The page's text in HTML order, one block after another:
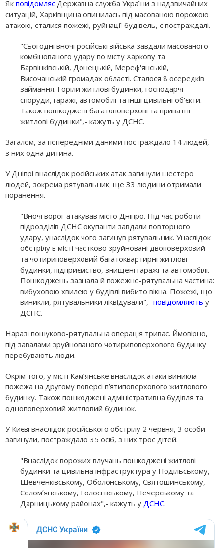
Якповідомляє Державна служба України з надзвичайних
ситуацій, Харківщина опинилась під масованою ворожою
атакою, сталися пожежі, руйнації будівель, є постраждалі.
"Сьогодні вночі російські війська завдали масованого
комбінованого удару по місту Харкову та
Барвінківській, Донецькій, Мереф'янській,
Височанській громадах області. Сталося 8 осередків
займання. Горіли житлові будинки, господарчі
споруди, гаражі, автомобілі та інші цивільні об'єкти.
Також пошкоджені багатоповерхові та приватні
житлові будинки",- кажуть у ДСНС.
Загалом, за попередніми даними постраждало 14 людей,
з них одна дитина.
У Дніпрі внаслідок російських атак загинули шестеро
людей, зокрема рятувальник, ще 33 людини отримали
поранення.
"Вночі ворог атакував місто Дніпро. Під час роботи
підрозділів ДСНС окупанти завдали повторного
удару, унаслідок чого загинув рятувальник. Унаслідок
обстрілу в місті частково зруйновані двоповерховий
та чотириповерховий багатоквартирні житлові
будинки, підприємство, знищені гаражі та автомобілі.
Пошкоджень зазнала й пожежно-рятувальна частина:
вибуховою хвилею у будівлі вибито вікна. Пожежі, що
виникли, рятувальники ліквідували",-повідомляють у
ДСНС.
Наразі пошуково-рятувальна операція триває. Ймовірно,
під завалами зруйнованого чотириповерхового будинку
перебувають люди.
Окрім того, у місті Кам’янське внаслідок атаки виникла
пожежа на другому поверсі п’ятиповерхового житлового
будинку. Також пошкоджені адміністративна будівля та
одноповерховий житловий будинок.
У Києві внаслідок російського обстрілу 2 червня, 3 особи
загинули, постраждало 35 осіб, з них троє дітей.
"Внаслідок ворожих влучань пошкоджені житлові
будинки та цивільна інфраструктура у Подільському,
Шевченківському, Оболонському, Святошинському,
Соломʼянському, Голосіївському, Печерському та
Дарницькому районах",- кажуть уДСНС.